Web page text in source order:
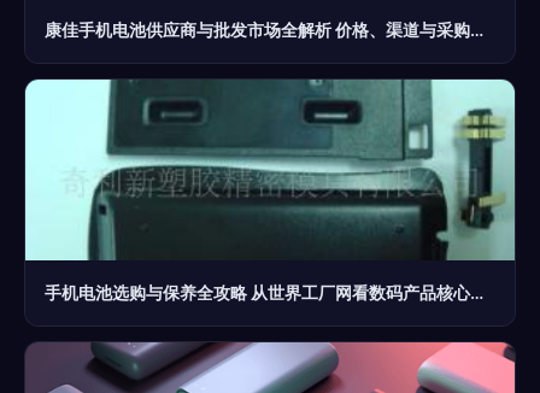
康佳手机电池供应商与批发市场全解析 价格、渠道与采购指南
手机电池选购与保养全攻略 从世界工厂网看数码产品核心配件